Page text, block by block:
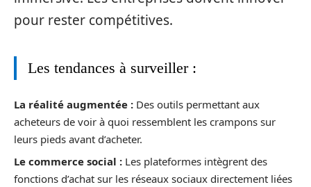
pour rester compétitives.
Les tendances à surveiller :
La réalité augmentée : Des outils permettant aux
acheteurs de voir à quoi ressemblent les crampons sur
leurs pieds avant d’acheter.
Le commerce social : Les plateformes intègrent des
fonctions d’achat sur les réseaux sociaux directement liées